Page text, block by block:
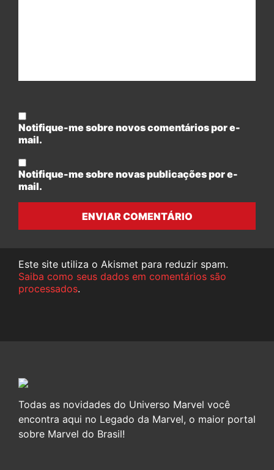
Notifique-me sobre novos comentários por e-
mail.
Notifique-me sobre novas publicações por e-
mail.
ENVIAR COMENTÁRIO
Este site utiliza o Akismet para reduzir spam.
Saiba como seus dados em comentários são
processados.
Todas as novidades do Universo Marvel você
encontra aqui no Legado da Marvel, o maior portal
sobre Marvel do Brasil!